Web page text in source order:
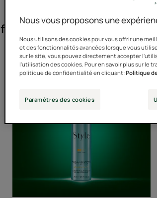
: Gels, Laques,
Mousse
sculptante
Nous vous proposons une
Nous utilisons des cookies pour vous offrir une
et des fonctionnalités avancées lorsque vous
sur le site, vous pouvez directement accepter
l'utilisation des cookies. Pour en savoir plus sur le
politique de confidentialité en cliquant:Politique
Paramètres des cookies